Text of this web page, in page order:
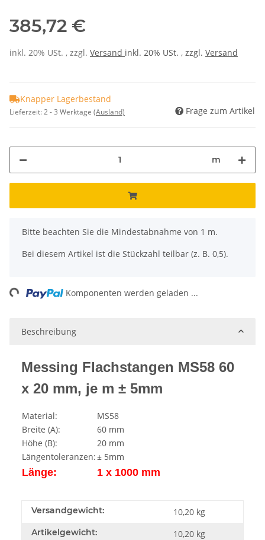
385,72 €
inkl. 20% USt. , zzgl. Versand inkl. 20% USt. , zzgl. Versand
Knapper Lagerbestand
Lieferzeit:2 - 3 Werktage (Ausland) Frage zum Artikel
m
x
Bitte beachten Sie die Mindestabnahme von 1 m.
Bei diesem Artikel ist die Stückzahl teilbar (z. B. 0,5).
Komponenten werden geladen ...
Beschreibung
Messing Flachstangen MS58 60
x 20 mm, je m ± 5mm
Material:
MS58
Breite (A):
60 mm
Höhe (B):
20 mm
Längentoleranzen:± 5mm
Länge: 1 x 1000 mm
Versandgewicht: 10,20 kg
Artikelgewicht: 10,20 kg